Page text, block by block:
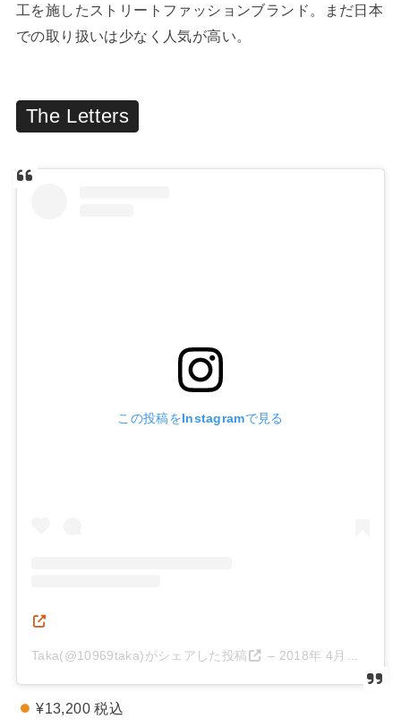
工を施したストリートファッションブランド。まだ日本
での取り扱いは少なく人気が高い。
The Letters
この投稿をInstagramで見る
Taka(@10969taka)がシェアした投稿 – 2018年 4月月1日午前7時27分PDT
¥13,200 税込